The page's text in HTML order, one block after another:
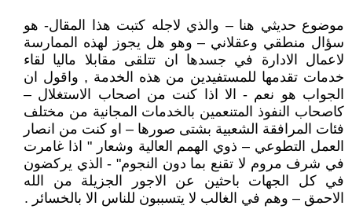
موضوع حديثي هنا – والذي لاجله كتبت هذا المقال- هو
سؤال منطقي وعقلاني – وهو هل يجوز لهذه الممارسة
لاعمال الادارة في جسدها ان تتلقى مقابلا ماليا لقاء
خدمات تقدمها للمستفيدين من هذه الخدمة , واقول ان
الجواب هو نعم - الا اذا كنت من اصحاب الاستغلال –
كاصحاب النفوذ المتنعمين بالخدمات المجانية من مختلف
فئات المرافقة الشعبية بشتى صورها – او كنت من انصار
العمل التطوعي – ذوي الهمم العالية وشعار " اذا غامرت
في شرف مروم لا تقنع بما دون النجوم" - الذي يركضون
في كل الجهات باحثين عن الاجور الجزيلة من الله
الاحمق – وهم في الغالب لا يتسببون للناس الا بالخسائر .